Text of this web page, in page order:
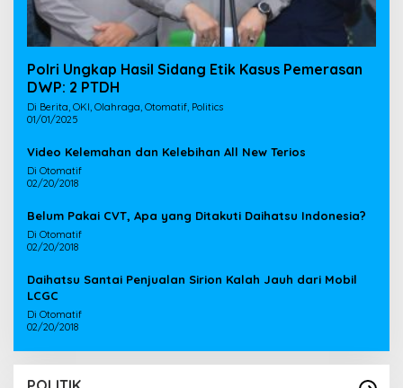
Polri Ungkap Hasil Sidang Etik Kasus Pemerasan
DWP: 2 PTDH
Di Berita, OKI, Olahraga, Otomatif, Politics
01/01/2025
Video Kelemahan dan Kelebihan All New Terios
Di Otomatif
02/20/2018
Belum Pakai CVT, Apa yang Ditakuti Daihatsu Indonesia?
Di Otomatif
02/20/2018
Daihatsu Santai Penjualan Sirion Kalah Jauh dari Mobil
LCGC
Di Otomatif
02/20/2018